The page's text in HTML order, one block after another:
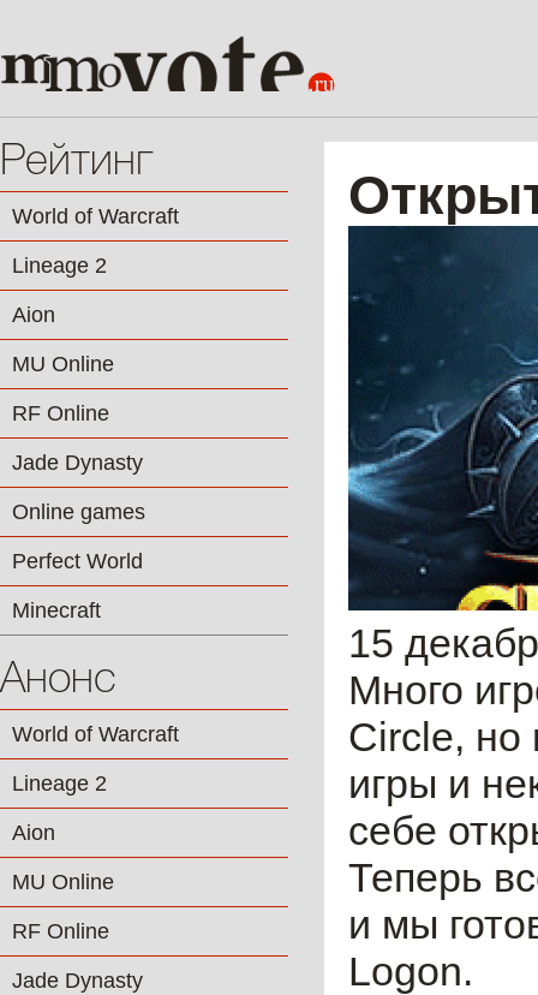
Рейтинг
World of Warcraft
Lineage 2
Aion
MU Online
RF Online
Jade Dynasty
Online games
Perfect World
Minecraft
Анонс
World of Warcraft
Lineage 2
Aion
MU Online
RF Online
Jade Dynasty
15
Много
Circle, но
игры и
себе
Теперь
и мы
Logon.